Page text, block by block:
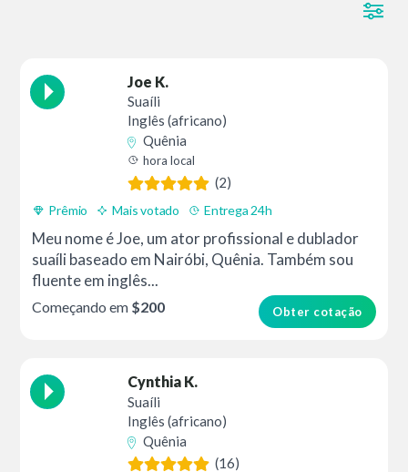
Joe K.
Suaíli
Inglês (africano)
Quênia
hora local
(2)
Prêmio Mais votado Entrega 24h
Meu nome é Joe, um ator profissional e dublador
suaíli baseado em Nairóbi, Quênia. Também sou
fluente em inglês...
Obter cotação
Começando em $200
Cynthia K.
Suaíli
Inglês (africano)
Quênia
(16)